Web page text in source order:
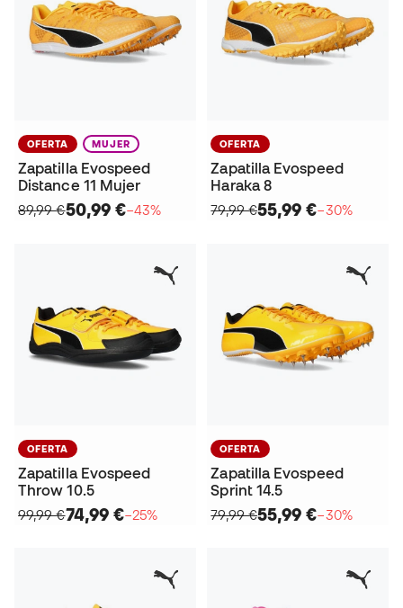
OFERTA MUJER
Zapatilla Evospeed
Distance 11 Mujer
89,99 €50,99 €−43%
OFERTA
Zapatilla Evospeed
Haraka 8
79,99 €55,99 €−30%
OFERTA
Zapatilla Evospeed
Throw 10.5
99,99 €74,99 €−25%
OFERTA
Zapatilla Evospeed
Sprint 14.5
79,99 €55,99 €−30%